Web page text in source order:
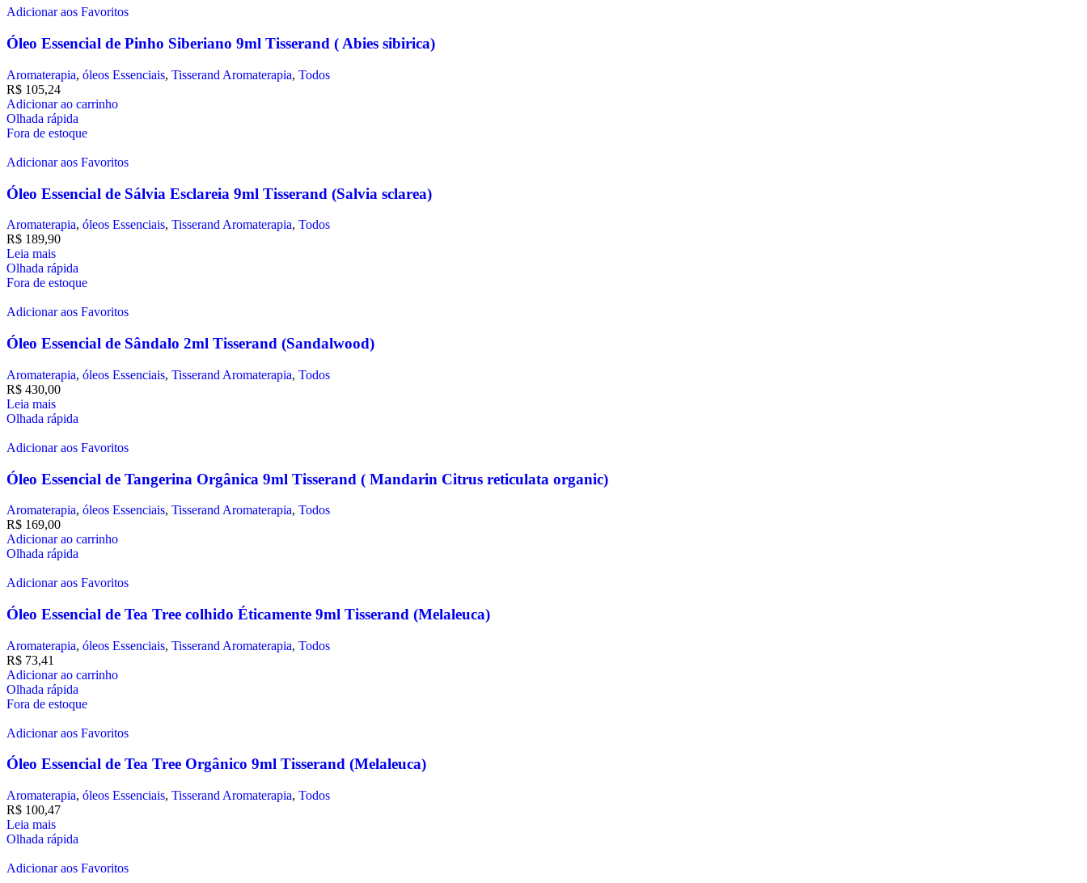
Adicionar aos Favoritos
Óleo Essencial de Pinho Siberiano 9ml Tisserand ( Abies sibirica)
Aromaterapia, óleos Essenciais, Tisserand Aromaterapia, Todos
R$ 105,24
Adicionar ao carrinho
Olhada rápida
Fora de estoque
Adicionar aos Favoritos
Óleo Essencial de Sálvia Esclareia 9ml Tisserand (Salvia sclarea)
Aromaterapia, óleos Essenciais, Tisserand Aromaterapia, Todos
R$ 189,90
Leia mais
Olhada rápida
Fora de estoque
Adicionar aos Favoritos
Óleo Essencial de Sândalo 2ml Tisserand (Sandalwood)
Aromaterapia, óleos Essenciais, Tisserand Aromaterapia, Todos
R$ 430,00
Leia mais
Olhada rápida
Adicionar aos Favoritos
Óleo Essencial de Tangerina Orgânica 9ml Tisserand ( Mandarin Citrus reticulata organic)
Aromaterapia, óleos Essenciais, Tisserand Aromaterapia, Todos
R$ 169,00
Adicionar ao carrinho
Olhada rápida
Adicionar aos Favoritos
Óleo Essencial de Tea Tree colhido Éticamente 9ml Tisserand (Melaleuca)
Aromaterapia, óleos Essenciais, Tisserand Aromaterapia, Todos
R$ 73,41
Adicionar ao carrinho
Olhada rápida
Fora de estoque
Adicionar aos Favoritos
Óleo Essencial de Tea Tree Orgânico 9ml Tisserand (Melaleuca)
Aromaterapia, óleos Essenciais, Tisserand Aromaterapia, Todos
R$ 100,47
Leia mais
Olhada rápida
Adicionar aos Favoritos